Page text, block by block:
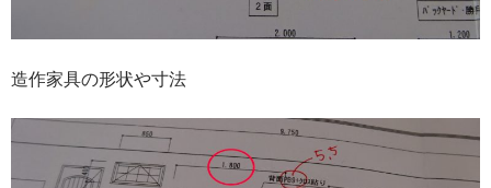
造作家具の形状や寸法